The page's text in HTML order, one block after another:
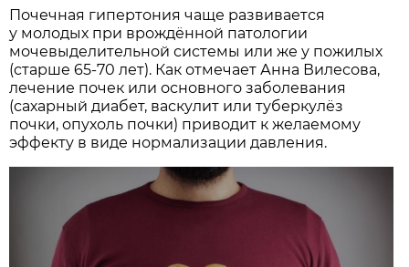
Почечная гипертония чаще развивается
у молодых при врождённой патологии
мочевыделительной системы или же у пожилых
(старше 65-70 лет). Как отмечает Анна Вилесова,
лечение почек или основного заболевания
(сахарный диабет, васкулит или туберкулёз
почки, опухоль почки) приводит к желаемому
эффекту в виде нормализации давления.